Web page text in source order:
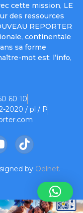
cette mission, LE
des ressources
REPORTER
continentale
sa forme
mot est: l’info,
60 10
2020 / pl / P
TikTok
by Oelnet.